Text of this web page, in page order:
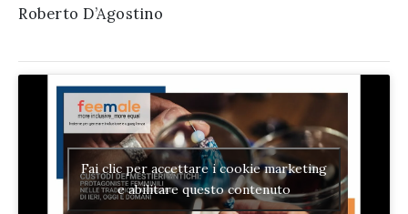
Roberto D’Agostino
Fai clic per accettare i cookie marketing
e abilitare questo contenuto